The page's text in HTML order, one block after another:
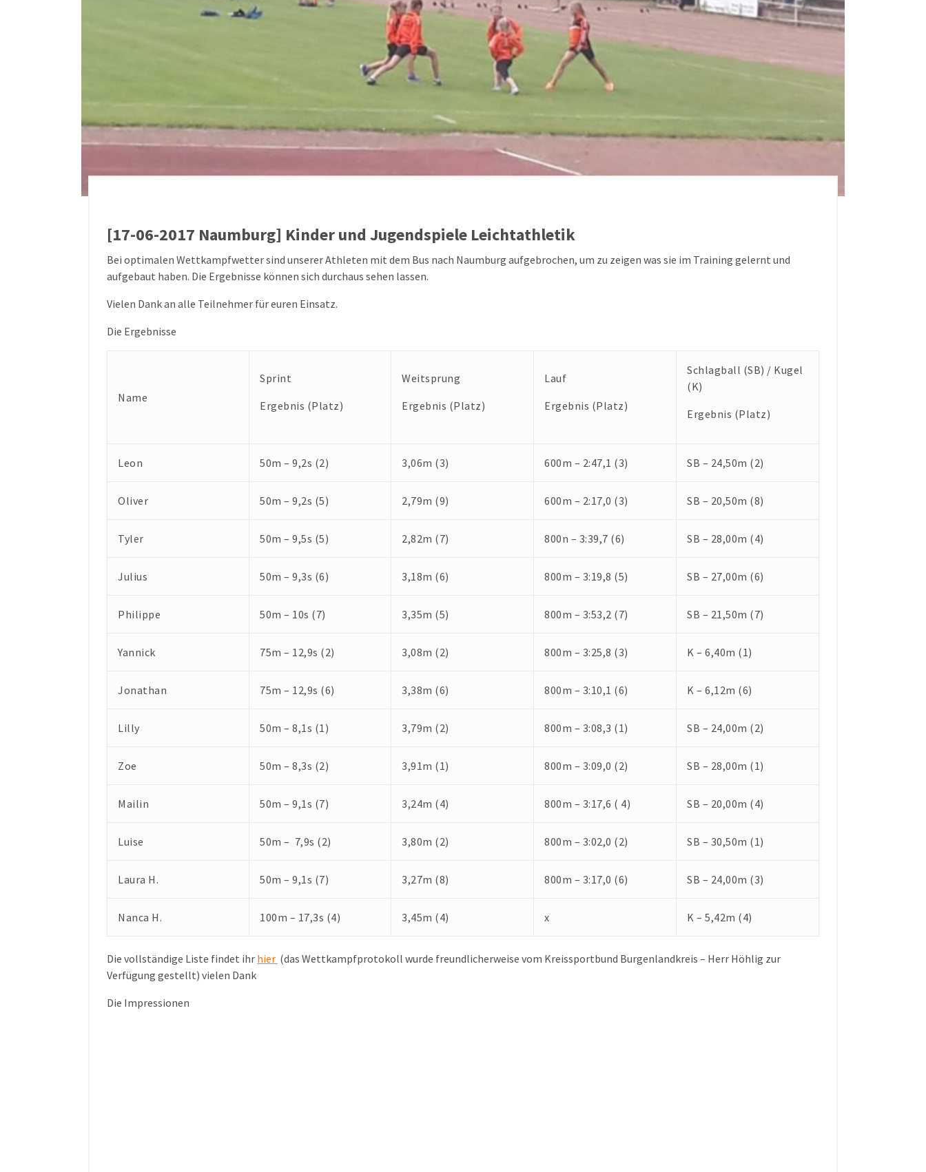
[17-06-2017 Naumburg] Kinder und Jugendspiele Leichtathletik
Bei optimalen Wettkampfwetter sind unserer Athleten mit dem Bus nach Naumburg aufgebrochen, um zu zeigen was sie im Training gelernt und
aufgebaut haben. Die Ergebnisse können sich durchaus sehen lassen.
Vielen Dank an alle Teilnehmer für euren Einsatz.
Die Ergebnisse
Name
Sprint
Ergebnis (Platz)
Weitsprung
Ergebnis (Platz)
Lauf
Ergebnis (Platz)
Schlagball (SB) / Kugel
(K)
Ergebnis (Platz)
Leon 50m – 9,2s (2) 3,06m (3) 600m – 2:47,1 (3) SB – 24,50m (2)
Oliver 50m – 9,2s (5) 2,79m (9) 600m – 2:17,0 (3) SB – 20,50m (8)
Tyler 50m – 9,5s (5) 2,82m (7) 800n – 3:39,7 (6) SB – 28,00m (4)
Julius 50m – 9,3s (6) 3,18m (6) 800m – 3:19,8 (5) SB – 27,00m (6)
Philippe 50m – 10s (7) 3,35m (5) 800m – 3:53,2 (7) SB – 21,50m (7)
Yannick 75m – 12,9s (2) 3,08m (2) 800m – 3:25,8 (3) K – 6,40m (1)
Jonathan 75m – 12,9s (6) 3,38m (6) 800m – 3:10,1 (6) K – 6,12m (6)
Lilly 50m – 8,1s (1) 3,79m (2) 800m – 3:08,3 (1) SB – 24,00m (2)
Zoe 50m – 8,3s (2) 3,91m (1) 800m – 3:09,0 (2) SB – 28,00m (1)
Mailin 50m – 9,1s (7) 3,24m (4) 800m – 3:17,6 ( 4) SB – 20,00m (4)
Luise 50m – 7,9s (2) 3,80m (2) 800m – 3:02,0 (2) SB – 30,50m (1)
Laura H. 50m – 9,1s (7) 3,27m (8) 800m – 3:17,0 (6) SB – 24,00m (3)
Nanca H. 100m – 17,3s (4) 3,45m (4) x K – 5,42m (4)
Die vollständige Liste findet ihr hier (das Wettkampfprotokoll wurde freundlicherweise vom Kreissportbund Burgenlandkreis – Herr Höhlig zur
Verfügung gestellt) vielen Dank
Die Impressionen